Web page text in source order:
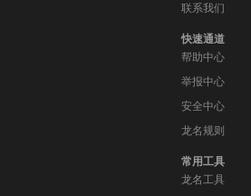
联系我们
快速通道
帮助中心
举报中心
安全中心
龙名规则
常用工具
龙名工具